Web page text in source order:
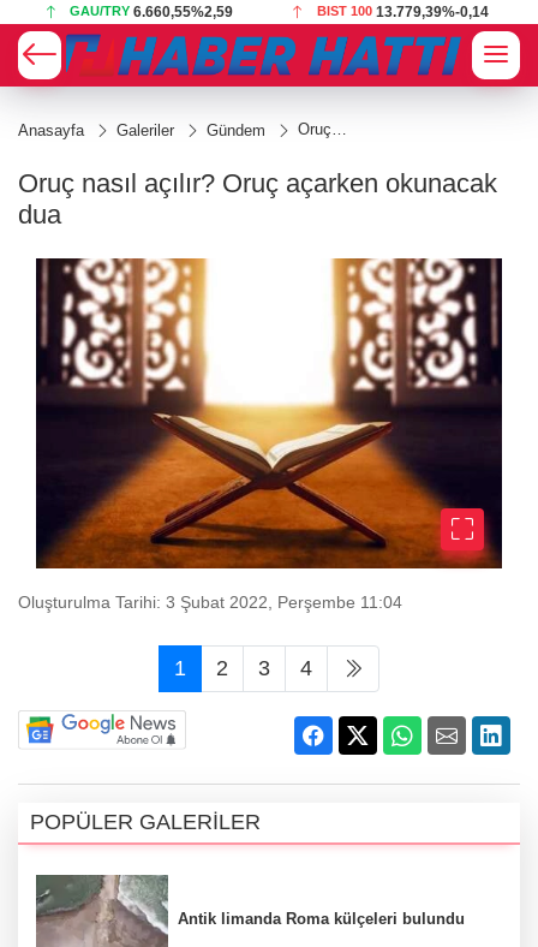
GAU/TRY 6.660,55%2,59 BIST 100 13.779,39%-0,14
Anasayfa Galeriler Gündem
Oruç
Oruç
açarken
Oruç nasıl açılır? Oruç açarken okunacak
dua
Oluşturulma Tarihi: 3 Şubat 2022, Perşembe 11:04
1 2 3 4
POPÜLER GALERİLER
Antik limanda Roma külçeleri bulundu